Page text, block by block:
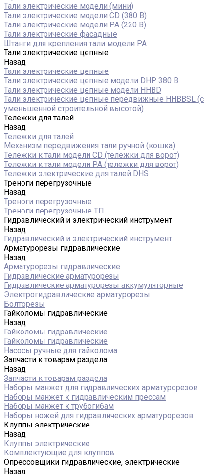
Тали электрические модели (мини)
Тали электрические модели CD (380 В)
Тали электрические модели РА (220 В)
Тали электрические фасадные
Штанги для крепления тали модели РА
Тали электрические цепные
Назад
Тали электрические цепные
Тали электрические цепные модели DHP 380 В
Тали электрические цепные модели HHBD
Тали электрические цепные передвижные HHBBSL (с
уменьшенной строительной высотой)
Тележки для талей
Назад
Тележки для талей
Механизм передвижения тали ручной (кошка)
Тележки к тали модели CD (тележки для ворот)
Тележки к тали модели РА (тележки для ворот)
Тележки электрические для талей DHS
Треноги перегрузочные
Назад
Треноги перегрузочные
Треноги перегрузочные ТП
Гидравлический и электрический инструмент
Назад
Гидравлический и электрический инструмент
Арматурорезы гидравлические
Назад
Арматурорезы гидравлические
Гидравлические арматурорезы
Гидравлические арматурорезы аккумуляторные
Электрогидравлические арматурорезы
Болторезы
Гайколомы гидравлические
Назад
Гайколомы гидравлические
Гайколомы гидравлические
Насосы ручные для гайколома
Запчасти к товарам раздела
Назад
Запчасти к товарам раздела
Наборы манжет для гидравлических арматурорезов
Наборы манжет к гидравлическим прессам
Наборы манжет к трубогибам
Наборы ножей для гидравлических арматурорезов
Клуппы электрические
Назад
Клуппы электрические
Комплектующие для клуппов
Опрессовщики гидравлические, электрические
Назад